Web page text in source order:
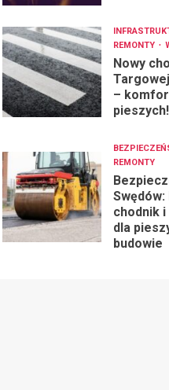
REMONTY
Nowy
–
pieszych!
REMONTY
Swędów:
chodnik
dla
budowie